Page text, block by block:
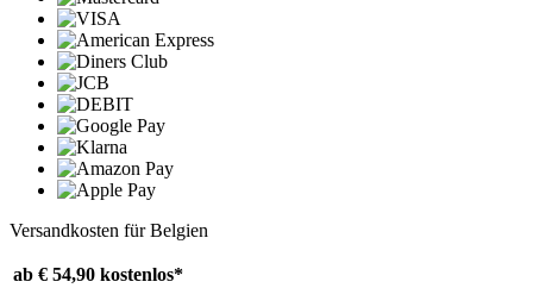
Versandkosten für Belgien
ab € 54,90 kostenlos*